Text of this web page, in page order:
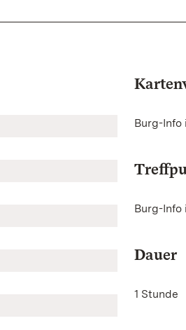
Burg-Info
Burg-Info
Dauer
1 Stunde